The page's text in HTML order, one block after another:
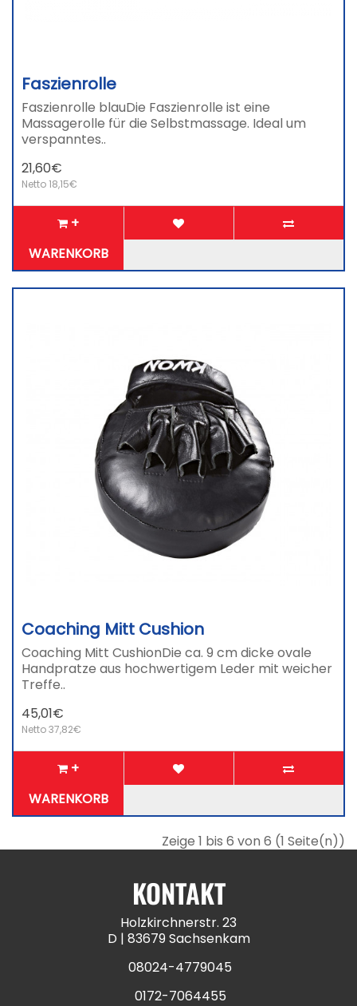
Faszienrolle
Faszienrolle blauDie Faszienrolle ist eine
Massagerolle für die Selbstmassage. Ideal um
verspanntes..
21,60€
Netto 18,15€
+
WARENKORB
Coaching Mitt Cushion
Coaching Mitt CushionDie ca. 9 cm dicke ovale
Handpratze aus hochwertigem Leder mit weicher
Treffe..
45,01€
Netto 37,82€
+
WARENKORB
Zeige 1 bis 6 von 6 (1 Seite(n))
KONTAKT
Holzkirchnerstr. 23
D | 83679 Sachsenkam
08024-4779045
0172-7064455